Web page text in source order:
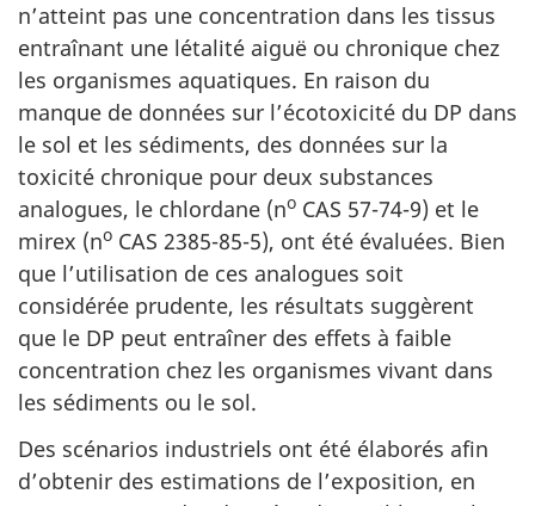
n’atteint pas une concentration dans les tissus
entraînant une létalité aiguë ou chronique chez
les organismes aquatiques. En raison du
manque de données sur l’écotoxicité du DP dans
le sol et les sédiments, des données sur la
toxicité chronique pour deux substances
analogues, le chlordane (no CAS 57-74-9) et le
mirex (no CAS 2385-85-5), ont été évaluées. Bien
que l’utilisation de ces analogues soit
considérée prudente, les résultats suggèrent
que le DP peut entraîner des effets à faible
concentration chez les organismes vivant dans
les sédiments ou le sol.
Des scénarios industriels ont été élaborés afin
d’obtenir des estimations de l’exposition, en